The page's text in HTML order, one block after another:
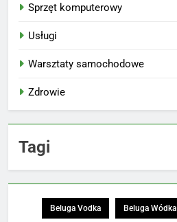
Sprzęt komputerowy
Usługi
Warsztaty samochodowe
Zdrowie
Tagi
Beluga Vodka Beluga Wódka